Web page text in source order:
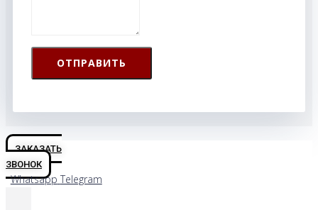
ОТПРАВИТЬ
ЗАКАЗАТЬ
ЗВОНОК
Whatsapp Telegram